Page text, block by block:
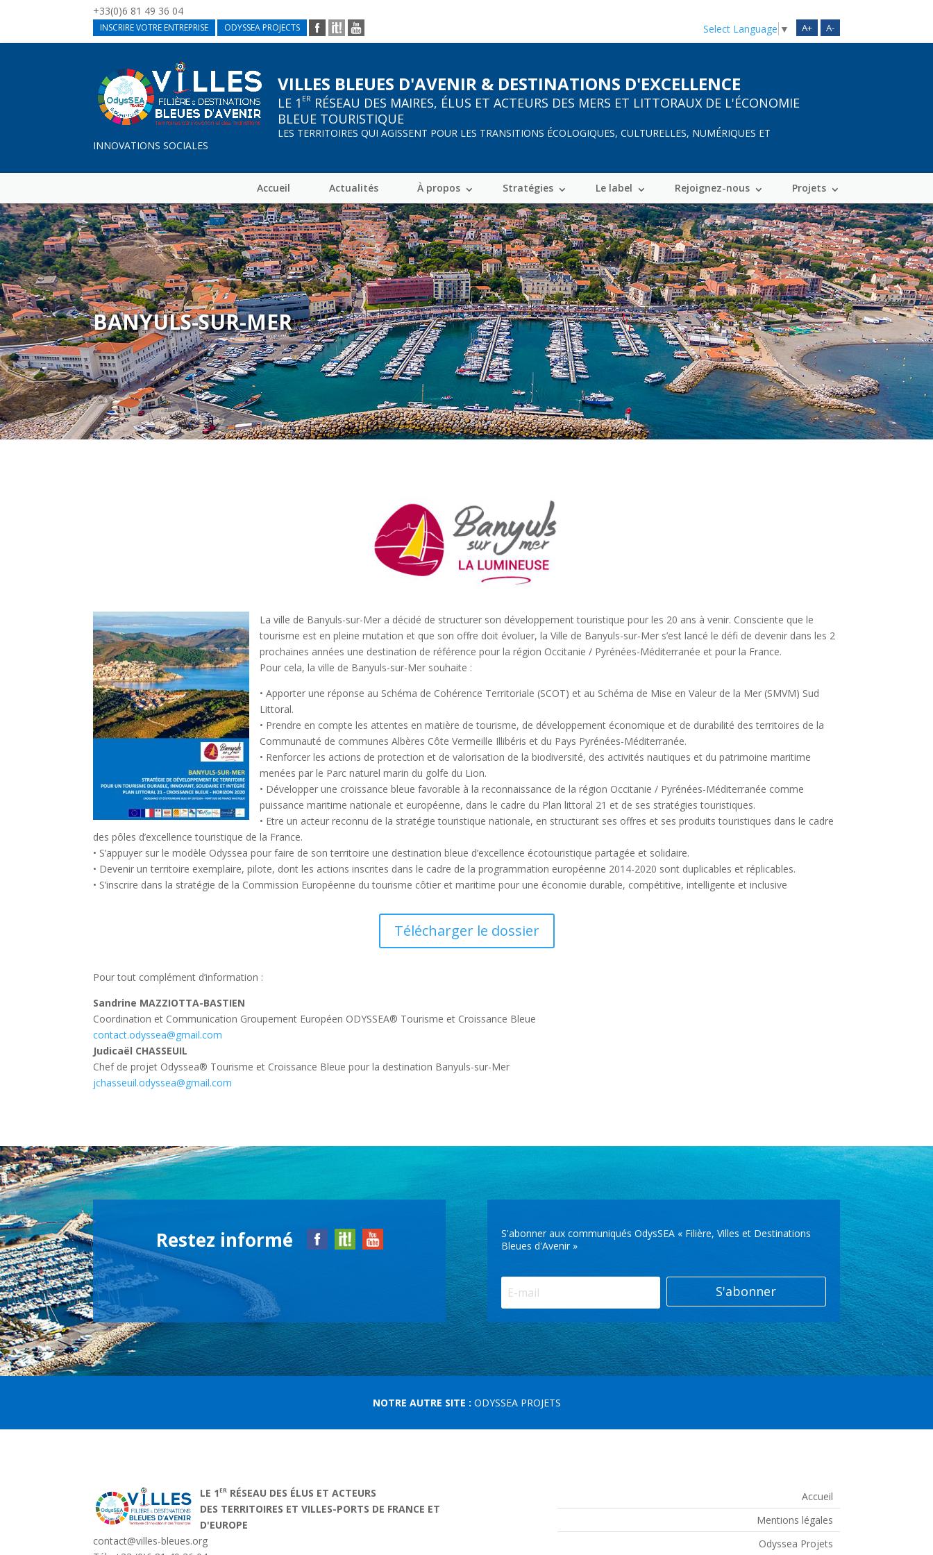
+33(0)6 81 49 36 04
INSCRIRE VOTRE ENTREPRISE ODYSSEA PROJECTS A+ A-
Select Language ▼
VILLES BLEUES D'AVENIR & DESTINATIONS D'EXCELLENCE
LE 1 ER RÉSEAU DES MAIRES, ÉLUS ET ACTEURS DES MERS ET LITTORAUX DE L'ÉCONOMIE
BLEUE TOURISTIQUE
LES TERRITOIRES QUI AGISSENT POUR LES TRANSITIONS ÉCOLOGIQUES, CULTURELLES, NUMÉRIQUES ET
INNOVATIONS SOCIALES
Accueil Actualités À propos Stratégies Le label Rejoignez-nous Projets
BANYULS-SUR-MER
La ville de Banyuls-sur-Mer a décidé de structurer son développement touristique pour les 20 ans à venir. Consciente que le
tourisme est en pleine mutation et que son offre doit évoluer, la Ville de Banyuls-sur-Mer s’est lancé le défi de devenir dans les 2
prochaines années une destination de référence pour la région Occitanie / Pyrénées-Méditerranée et pour la France.
Pour cela, la ville de Banyuls-sur-Mer souhaite :
• Apporter une réponse au Schéma de Cohérence Territoriale (SCOT) et au Schéma de Mise en Valeur de la Mer (SMVM) Sud
Littoral.
• Prendre en compte les attentes en matière de tourisme, de développement économique et de durabilité des territoires de la
Communauté de communes Albères Côte Vermeille Illibéris et du Pays Pyrénées-Méditerranée.
• Renforcer les actions de protection et de valorisation de la biodiversité, des activités nautiques et du patrimoine maritime
menées par le Parc naturel marin du golfe du Lion.
• Développer une croissance bleue favorable à la reconnaissance de la région Occitanie / Pyrénées-Méditerranée comme
puissance maritime nationale et européenne, dans le cadre du Plan littoral 21 et de ses stratégies touristiques.
• Etre un acteur reconnu de la stratégie touristique nationale, en structurant ses offres et ses produits touristiques dans le cadre
des pôles d’excellence touristique de la France.
• S’appuyer sur le modèle Odyssea pour faire de son territoire une destination bleue d’excellence écotouristique partagée et solidaire.
• Devenir un territoire exemplaire, pilote, dont les actions inscrites dans le cadre de la programmation européenne 2014-2020 sont duplicables et réplicables.
• S’inscrire dans la stratégie de la Commission Européenne du tourisme côtier et maritime pour une économie durable, compétitive, intelligente et inclusive
Télécharger le dossier
Pour tout complément d’information :
Sandrine MAZZIOTTA-BASTIEN
Coordination et Communication Groupement Européen ODYSSEA® Tourisme et Croissance Bleue
contact.odyssea@gmail.com
Judicaël CHASSEUIL
Chef de projet Odyssea® Tourisme et Croissance Bleue pour la destination Banyuls-sur-Mer
jchasseuil.odyssea@gmail.com
Restez informé
S'abonner aux communiqués OdysSEA « Filière, Villes et Destinations
Bleues d'Avenir »
S'abonner
NOTRE AUTRE SITE : ODYSSEA PROJETS
LE 1ER RÉSEAU DES ÉLUS ET ACTEURS
DES TERRITOIRES ET VILLES-PORTS DE FRANCE ET
D'EUROPE
contact@villes-bleues.org
Accueil
Mentions légales
Odyssea Projets